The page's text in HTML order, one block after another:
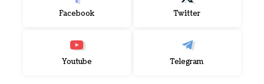
Facebook Twitter
Youtube Telegram